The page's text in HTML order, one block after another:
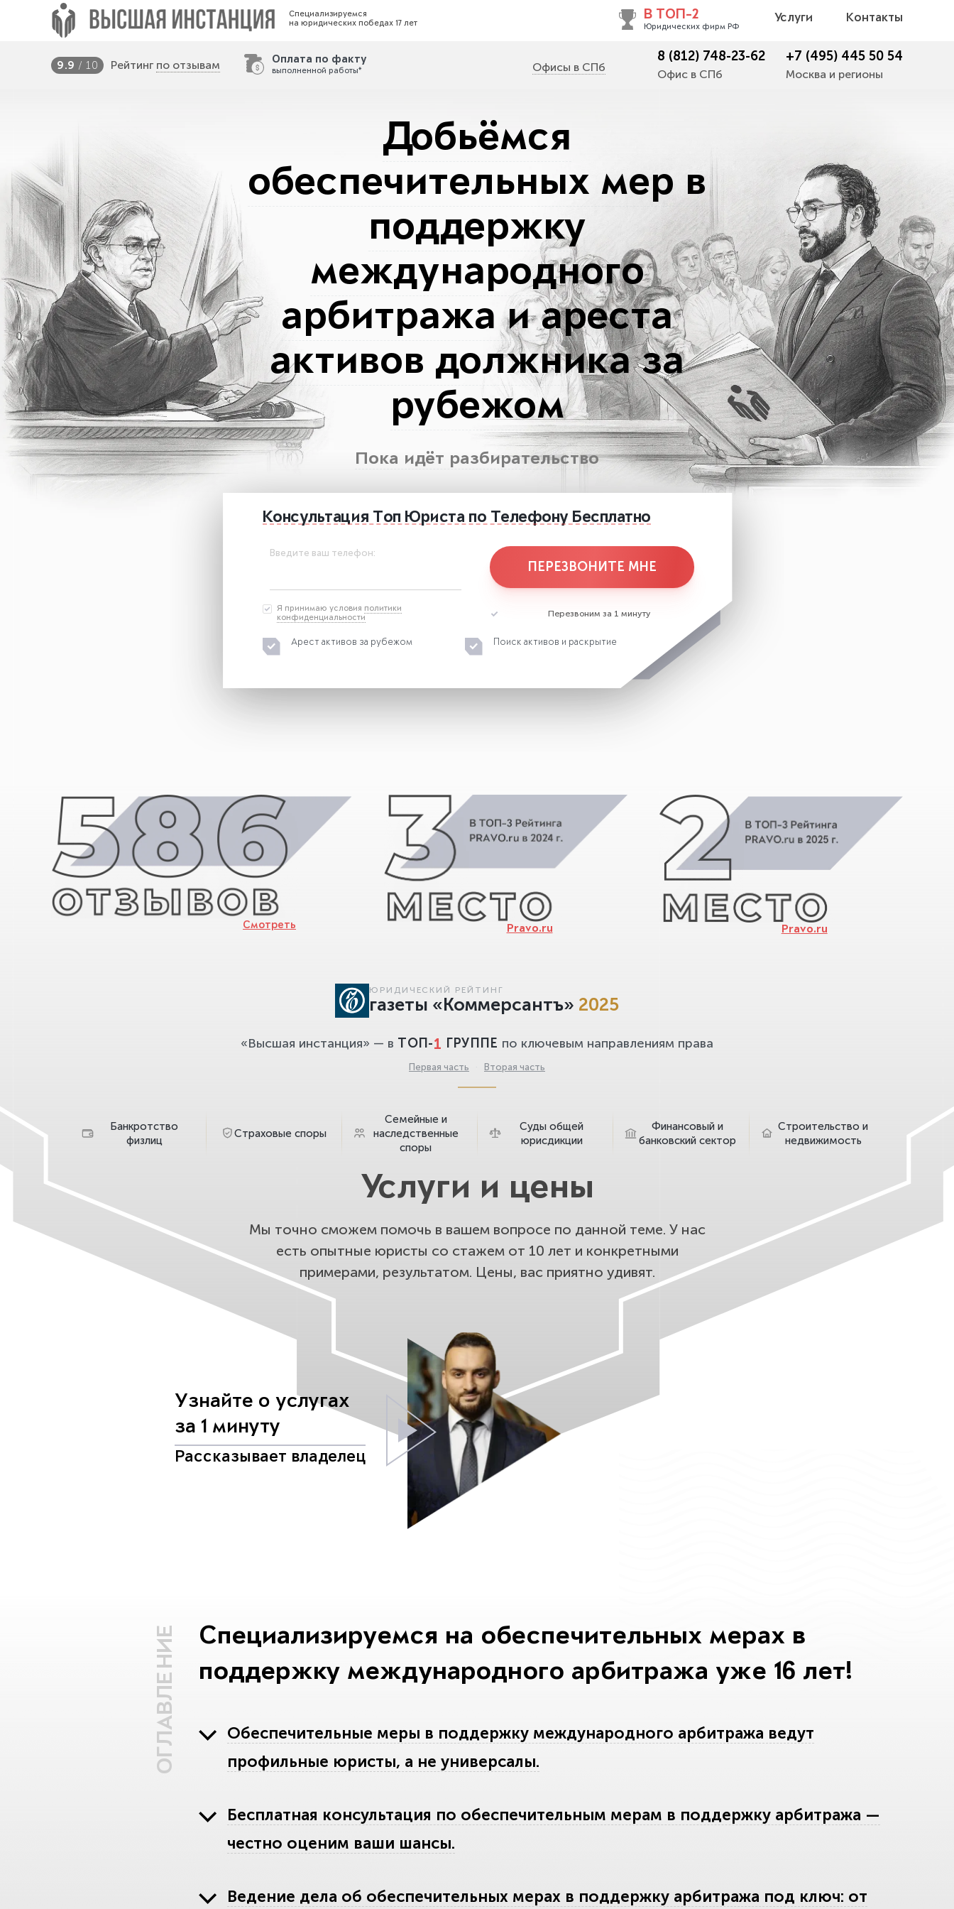
Специализируемся
на юридических победах 17 лет
Услуги Контакты
В ТОП-2
Юридических фирм РФ
9.9 / 10 Рейтинг по отзывам Оплата по факту
выполненной работы* Офисы в СПб
8 (812) 748-23-62
Офис в СПб
+7 (495) 445 50 54
Москва и регионы
Добьёмся
обеспечительных мер в
поддержку
международного
арбитража и ареста
активов должника за
рубежом
Пока идёт разбирательство
Консультация Топ Юриста по Телефону Бесплатно
Введите ваш телефон:
ПЕРЕЗВОНИТЕ МНЕ
Я принимаю условия политики
конфиденциальности
Перезвоним за 1 минуту
Арест активов за рубежом Поиск активов и раскрытие
Смотреть Pravo.ru Pravo.ru
ЮРИДИЧЕСКИЙ РЕЙТИНГ
газеты «Коммерсантъ» 2025
«Высшая инстанция» — в ТОП-1 ГРУППЕ по ключевым направлениям права
Первая часть Вторая часть
Банкротство
физлиц
Страховые споры
Семейные и
наследственные
споры
Суды общей
юрисдикции
Финансовый и
банковский сектор
Строительство и
недвижимость
Услуги и цены
Мы точно сможем помочь в вашем вопросе по данной теме. У нас
есть опытные юристы со стажем от 10 лет и конкретными
примерами, результатом. Цены, вас приятно удивят.
Узнайте о услугах
за 1 минуту
Рассказывает владелец
ОГЛАВЛЕНИЕ
Специализируемся на обеспечительных мерах в
поддержку международного арбитража уже 16 лет!
Обеспечительные меры в поддержку международного арбитража ведут
профильные юристы, а не универсалы.
Бесплатная консультация по обеспечительным мерам в поддержку арбитража —
честно оценим ваши шансы.
Ведение дела об обеспечительных мерах в поддержку арбитража под ключ: от